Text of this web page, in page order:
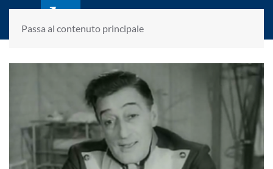
Passa al contenuto principale
laletteraturaenoi.it
fondato da Romano Luperini